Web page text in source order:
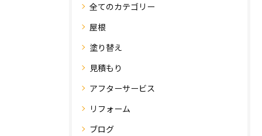
全てのカテゴリー
屋根
塗り替え
見積もり
アフターサービス
リフォーム
ブログ